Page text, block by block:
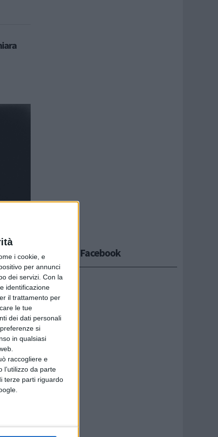
i cookie, e
per annunci
dei servizi. Con la
identificazione
il trattamento per
le tue
dei dati personali
si
in qualsiasi
raccogliere e
da parte
terze parti riguardo
Seguici su Facebook